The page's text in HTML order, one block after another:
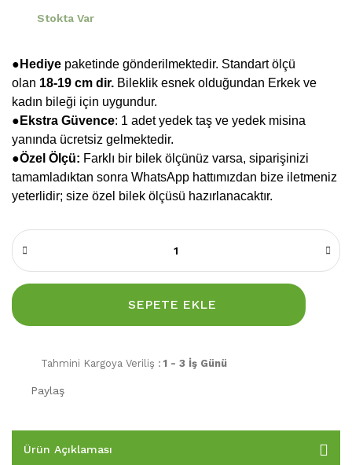
Stokta Var
●Hediye paketinde gönderilmektedir. Standart ölçü
olan 18-19 cm dir. Bileklik esnek olduğundan Erkek ve
kadın bileği için uygundur.
● Ekstra Güvence: 1 adet yedek taş ve yedek misina
yanında ücretsiz gelmektedir.
●Özel Ölçü: Farklı bir bilek ölçünüz varsa, siparişinizi
tamamladıktan sonra WhatsApp hattımızdan bize iletmeniz
yeterlidir; size özel bilek ölçüsü hazırlanacaktır.
SEPETE EKLE
Tahmini Kargoya Veriliş : 1 - 3 İş Günü
Paylaş
Ürün Açıklaması